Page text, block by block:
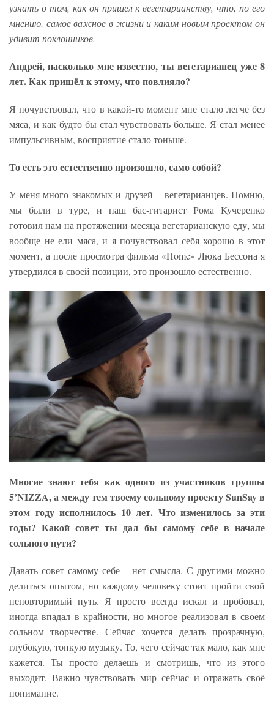
узнать о том, как он пришел к вегетарианству, что, по его
мнению, самое важное в жизни и каким новым проектом он
удивит поклонников.
Андрей, насколько мне известно, ты вегетарианец уже 8
лет. Как пришёл к этому, что повлияло?
Я почувствовал, что в какой-то момент мне стало легче без
мяса, и как будто бы стал чувствовать больше. Я стал менее
импульсивным, восприятие стало тоньше.
То есть это естественно произошло, само собой?
У меня много знакомых и друзей – вегетарианцев. Помню,
мы были в туре, и наш бас-гитарист Рома Кучеренко
готовил нам на протяжении месяца вегетарианскую еду, мы
вообще не ели мяса, и я почувствовал себя хорошо в этот
момент, а после просмотра фильма «Home» Люка Бессона я
утвердился в своей позиции, это произошло естественно.
Многие знают тебя как одного из участников группы
5’NIZZA, а между тем твоему сольному проекту SunSay в
этом году исполнилось 10 лет. Что изменилось за эти
годы? Какой совет ты дал бы самому себе в начале
сольного пути?
Давать совет самому себе – нет смысла. С другими можно
делиться опытом, но каждому человеку стоит пройти свой
неповторимый путь. Я просто всегда искал и пробовал,
иногда впадал в крайности, но многое реализовал в своем
сольном творчестве. Сейчас хочется делать прозрачную,
глубокую, тонкую музыку. То, чего сейчас так мало, как мне
кажется. Ты просто делаешь и смотришь, что из этого
выходит. Важно чувствовать мир сейчас и отражать своё
понимание.